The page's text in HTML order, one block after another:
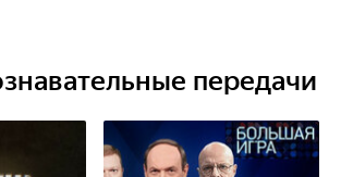
передачи